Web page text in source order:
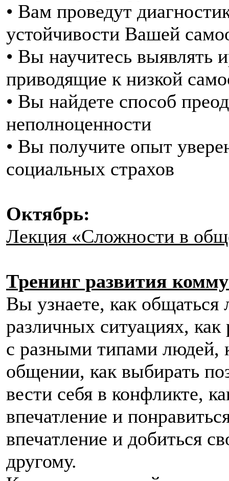
• Вам проведут
устойчивости Вашей
• Вы научитесь выявлять
приводящие к низкой
• Вы найдете способ
неполноценности
• Вы получите опыт
социальных страхов
Октябрь:
Лекция «Сложности в
Тренинг развития
Вы узнаете, как
различных ситуациях,
с разными типами людей,
общении, как выбирать
вести себя в конфликте,
впечатление и
впечатление и добиться
другому.